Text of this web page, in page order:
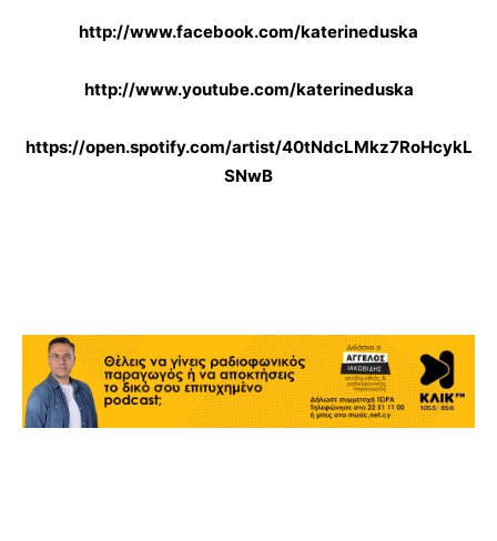
http://www.facebook.com/katerineduska
http://www.youtube.com/katerineduska
https://open.spotify.com/artist/40tNdcLMkz7RoHcykL
SNwB